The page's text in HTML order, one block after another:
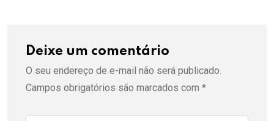
Deixe um comentário
O seu endereço de e-mail não será publicado.
Campos obrigatórios são marcados com *